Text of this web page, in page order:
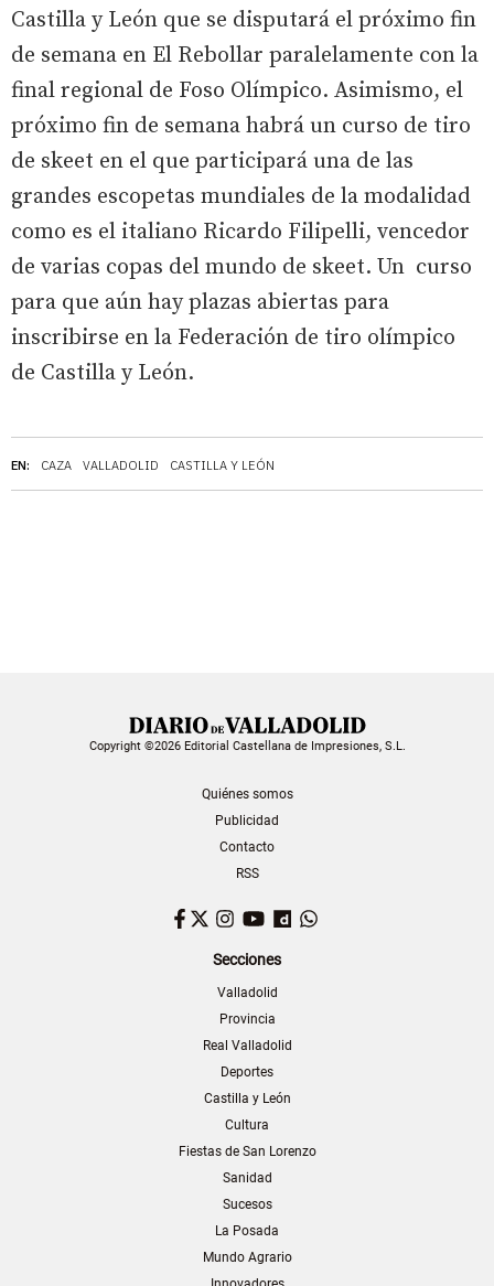
EN: CAZA VALLADOLID CASTILLA Y LEÓN
Castilla y León que se disputará el próximo fin
de semana en El Rebollar paralelamente con la
final regional de Foso Olímpico. Asimismo, el
próximo fin de semana habrá un curso de tiro
de skeet en el que participará una de las
grandes escopetas mundiales de la modalidad
como es el italiano Ricardo Filipelli, vencedor
de varias copas del mundo de skeet. Un curso
para que aún hay plazas abiertas para
inscribirse en la Federación de tiro olímpico
de Castilla y León.
Copyright ©2026 Editorial Castellana de Impresiones, S.L.
Quiénes somos
Publicidad
Contacto
RSS
Facebook
TwitterInstagram
YouTubeDailymotion
Secciones
Valladolid
Provincia
Real Valladolid
Deportes
Castilla y León
Cultura
Fiestas de San Lorenzo
Sanidad
Sucesos
La Posada
Mundo Agrario